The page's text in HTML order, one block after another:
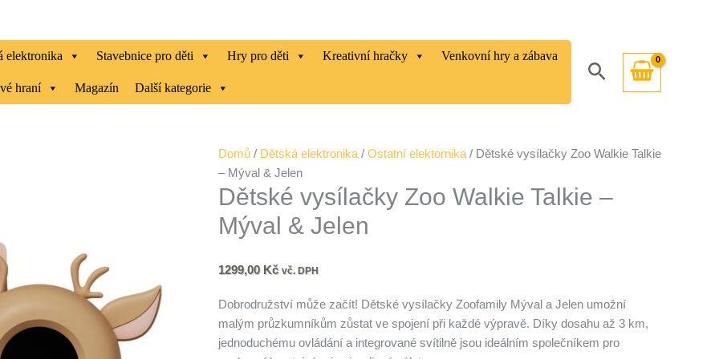
elektronika Stavebnice pro děti Hry pro děti Kreativní hračky Venkovní hry a zábava
hraní Magazín Další kategorie
Hledat
Domů / Dětská elektronika / Ostatní elektornika / Dětské vysílačky Zoo Walkie Talkie
– Mýval & Jelen
Dětské vysílačky Zoo Walkie Talkie –
Mýval & Jelen
1299,00 Kč vč. DPH
Dobrodružství může začít! Dětské vysílačky Zoofamily Mýval a Jelen umožní
malým průzkumníkům zůstat ve spojení při každé výpravě. Díky dosahu až 3 km,
jednoduchému ovládání a integrované svítilně jsou ideálním společníkem pro
Dětské
vysílačky
Zoo
Talkie
Mýval
Jelen
množství